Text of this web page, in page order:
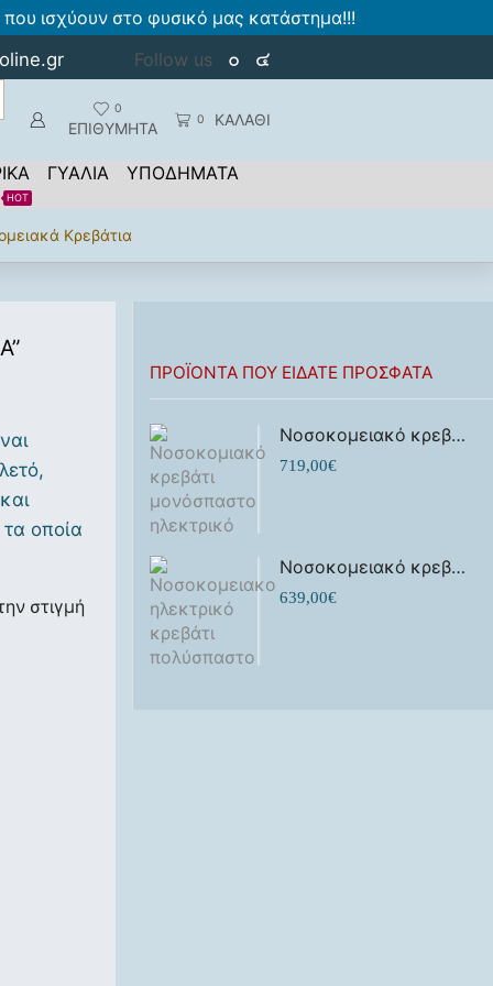
ισχύουν στο φυσικό μας κατάστημα!!!
Follow us
0
ΕΠΙΘΥΜΗΤΑ 0 ΚΑΛΑΘΙ
ΓΥΑΛΙΑ
ΥΠΟΔΗΜΑΤΑ
HOT
Κρεβάτια
οποία
στιγμή
ΠΡΟΪΌΝΤΑ ΠΟΥ ΕΊΔΑΤΕ ΠΡΌΣΦΑΤΑ
Νοσοκομειακό κρεβάτι νοσηλείας ηλεκτρικό Prato 3
719,00€
Νοσοκομειακό κρεβάτι νοσηλείας ηλεκτρικό KN 200 H πολύσπαστο
639,00€